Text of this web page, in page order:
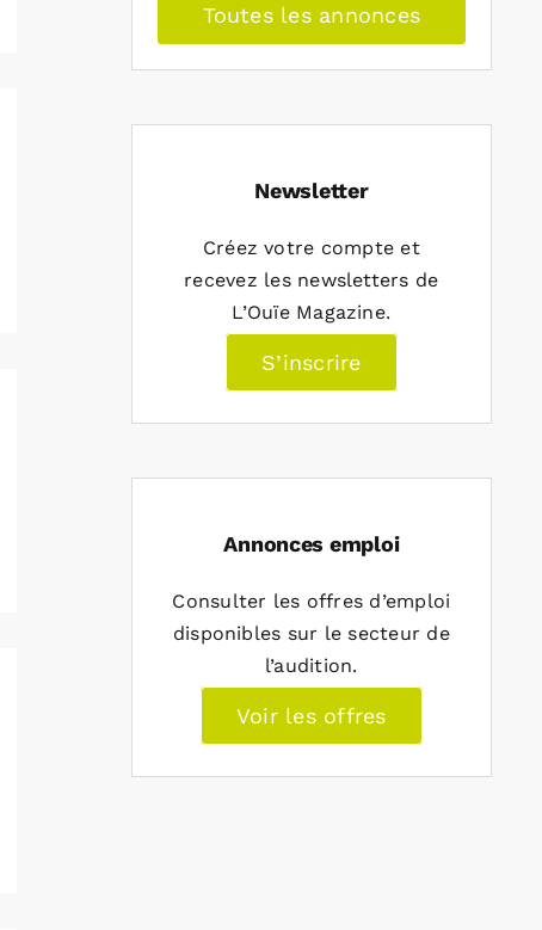
Toutes les annonces
Newsletter
Créez votre compte et
recevez les newsletters de
L’Ouïe Magazine.
S’inscrire
Annonces emploi
Consulter les offres d’emploi
disponibles sur le secteur de
l’audition.
Voir les offres